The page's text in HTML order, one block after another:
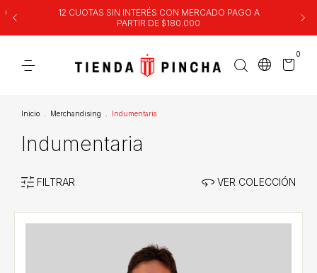
12 CUOTAS SIN INTERÉS CON MERCADO PAGO A
PARTIR DE $180.000
0
Inicio Merchandising Indumentaria
Indumentaria
FILTRAR VER COLECCIÓN